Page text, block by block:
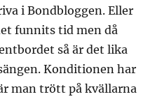
i Bondbloggen. Eller
funnits tid men då
så är det lika
Konditionen har
man trött på kvällarna